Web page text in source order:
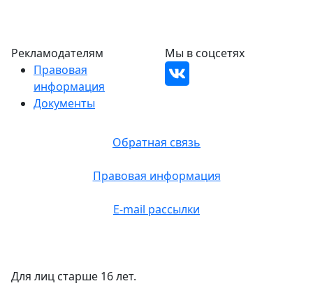
Обратная связь
Правовая информация
E-mail рассылки
Рекламодателям
Правовая
информация
Документы
Мы в соцсетях
Для лиц старше 16 лет.